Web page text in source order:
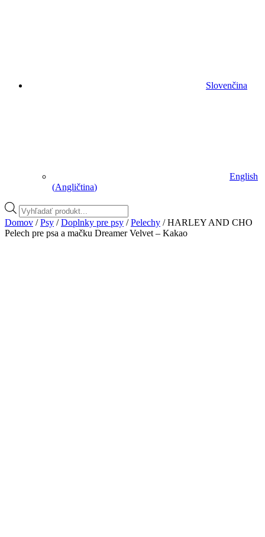
Slovenčina
English
(Angličtina)
Vyhľadávanie
produktov
Domov /Psy /Doplnky pre psy /Pelechy / HARLEY AND CHO
Pelech pre psa a mačku Dreamer Velvet – Kakao